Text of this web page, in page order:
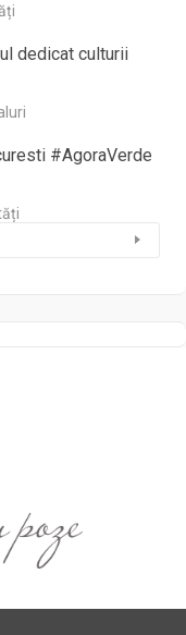
dedicat culturii
#AgoraVerde